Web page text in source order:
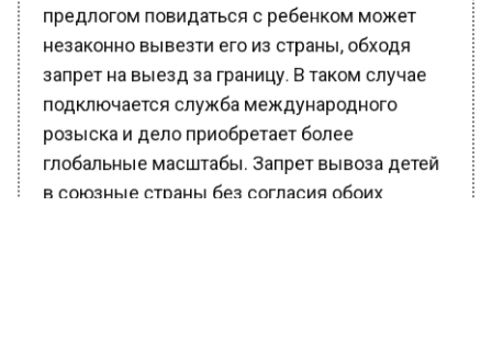
предлогом повидаться с ребенком может
незаконно вывезти его из страны, обходя
запрет на выезд за границу. В таком случае
подключается служба международного
розыска и дело приобретает более
глобальные масштабы. Запрет вывоза детей
в союзные страны без согласия обоих